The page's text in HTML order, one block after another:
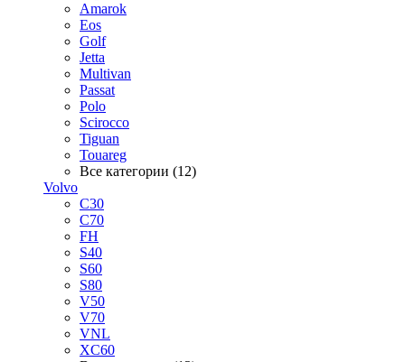
Amarok
Eos
Golf
Jetta
Multivan
Passat
Polo
Scirocco
Tiguan
Touareg
Все категории (12)
Volvo
C30
C70
FH
S40
S60
S80
V50
V70
VNL
XC60